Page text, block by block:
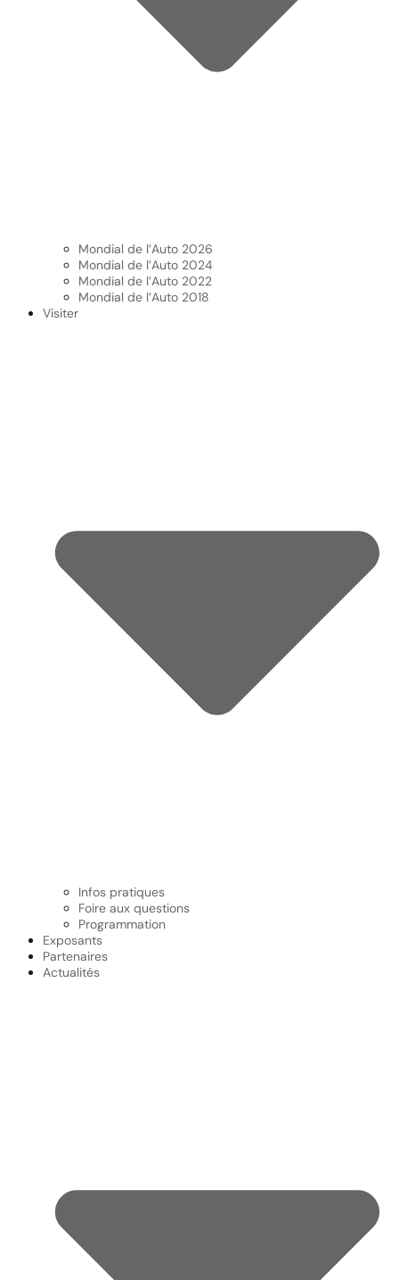
Mondial de l’Auto 2026
Mondial de l’Auto 2024
Mondial de l’Auto 2022
Mondial de l’Auto 2018
Visiter
Infos pratiques
Foire aux questions
Programmation
Exposants
Partenaires
Actualités